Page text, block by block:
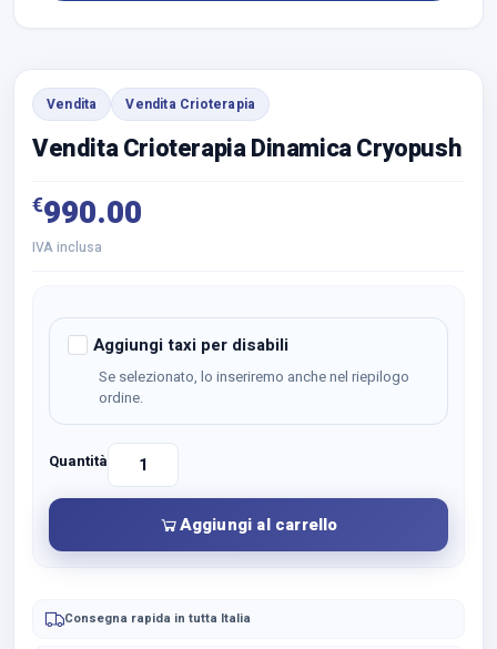
Vendita Vendita Crioterapia
Vendita Crioterapia Dinamica Cryopush
€990.00
IVA inclusa
Aggiungi taxi per disabili
Se selezionato, lo inseriremo anche nel riepilogo
ordine.
Quantità
Vendita
Crioterapia
Dinamica
quantità
Aggiungi al carrello
Consegna rapida in tutta Italia